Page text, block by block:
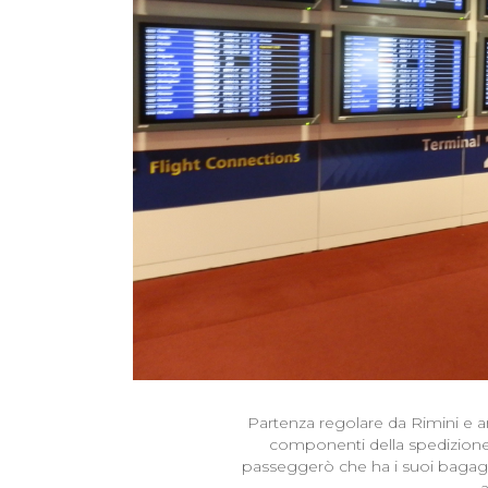
Partenza regolare da Rimini e
componenti della
passeggerò che ha i suoi